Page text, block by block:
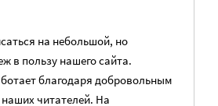
на небольшой, но
в пользу нашего сайта.
благодаря добровольным
читателей. На